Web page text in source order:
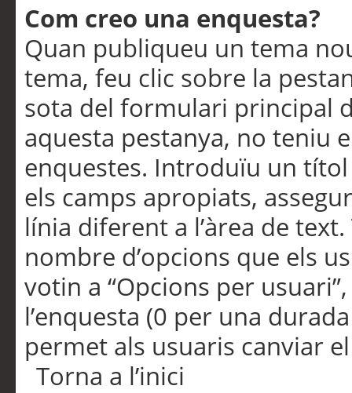
Com creo una enquesta?
Quan publiqueu un tema
tema, feu clic sobre la
sota del formulari principal
aquesta pestanya, no teniu
enquestes. Introduïu un
els camps apropiats,
línia diferent a l’àrea de
nombre d’opcions que els
votin a “Opcions per
l’enquesta (0 per una
permet als usuaris canviar
Torna a l’inici